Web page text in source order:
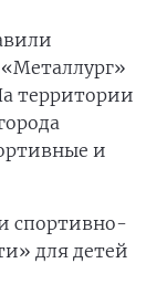
территории
и
спортивно-
для детей